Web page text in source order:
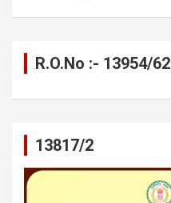
R.O.No :- 13954/62
13817/2